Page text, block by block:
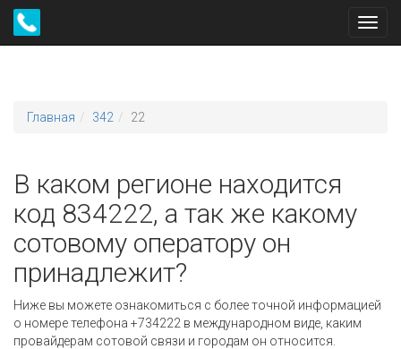
Главная 342 22
В каком регионе находится
код 834222, а так же какому
сотовому оператору он
принадлежит?
Ниже вы можете ознакомиться с более точной информацией
о номере телефона +734222 в международном виде, каким
провайдерам сотовой связи и городам он относится.